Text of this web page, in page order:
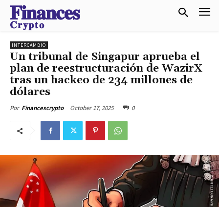
𝐅𝐢𝐧𝐚𝐧𝐜𝐞𝐬
𝐂𝐫𝐲𝐩𝐭𝐨
INTERCAMBIO
Un tribunal de Singapur aprueba el
plan de reestructuración de WazirX
tras un hackeo de 234 millones de
dólares
Por Financescrypto October 17, 2025 0